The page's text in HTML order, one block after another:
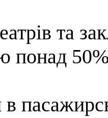
та
понад